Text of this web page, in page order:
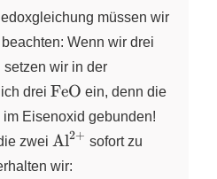
müssen wir
Wenn wir drei
wir in der
drei \ce{FeO}
FeO ein, denn die
im Eisenoxid gebunden!
zwei \ce{Al^{2+}}
AlX
2+ sofort zu
wir: